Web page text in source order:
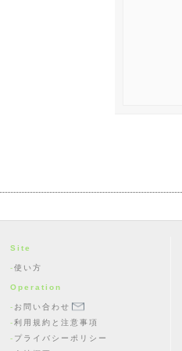
Site
使い方
Operation
お問い合わせ
利用規約と注意事項
プライバシーポリシー